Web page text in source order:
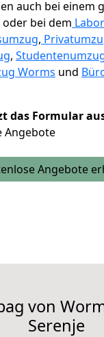
auch bei einem
oder bei dem
,
,
Worms und
das Formular
Angebote
Angebote
von
Serenje